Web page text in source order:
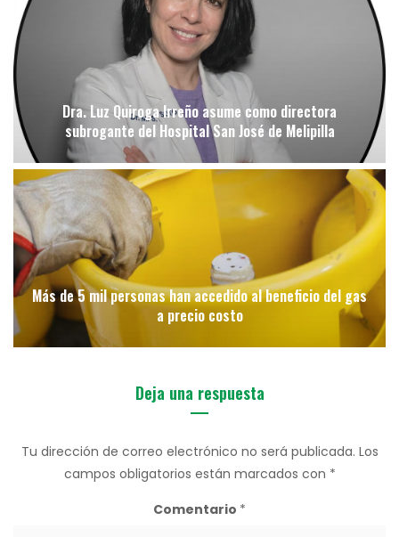
Dra. Luz Quiroga Irreño asume como directora
subrogante del Hospital San José de Melipilla
Más de 5 mil personas han accedido al beneficio del gas
a precio costo
Deja una respuesta
Tu dirección de correo electrónico no será publicada. Los
campos obligatorios están marcados con *
Comentario *